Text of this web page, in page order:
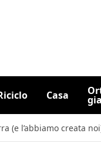
Casa
(e l’abbiamo creata